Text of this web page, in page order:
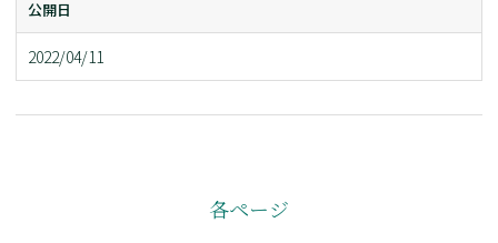
公開日
2022/04/11
各ページ